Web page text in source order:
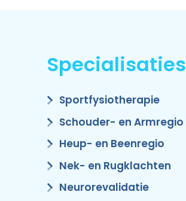
Specialisaties
Sportfysiotherapie
Schouder- en Armregio
Heup- en Beenregio
Nek- en Rugklachten
Neurorevalidatie